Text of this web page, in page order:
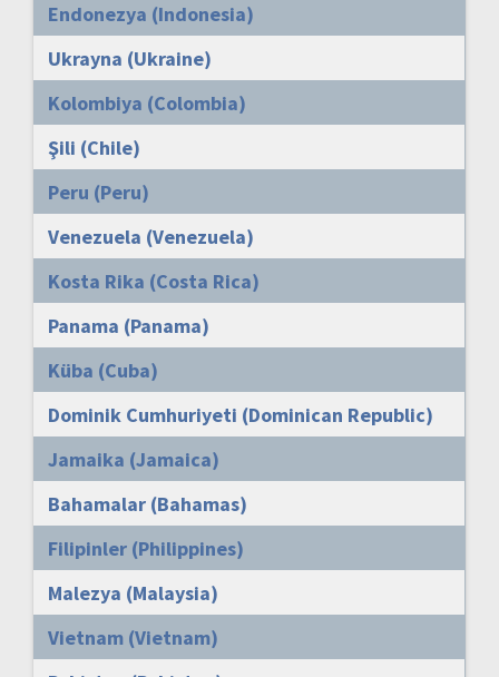
Endonezya (Indonesia)
Ukrayna (Ukraine)
Kolombiya (Colombia)
Şili (Chile)
Peru (Peru)
Venezuela (Venezuela)
Kosta Rika (Costa Rica)
Panama (Panama)
Küba (Cuba)
Dominik Cumhuriyeti (Dominican Republic)
Jamaika (Jamaica)
Bahamalar (Bahamas)
Filipinler (Philippines)
Malezya (Malaysia)
Vietnam (Vietnam)